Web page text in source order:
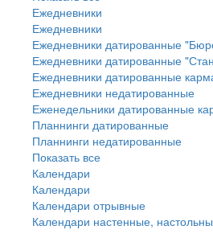
Ежедневники
Ежедневники
Ежедневники датированные
Ежедневники датированные
Ежедневники датированные
Ежедневники недатированные
Еженедельники датированные
Планнинги датированные
Планнинги недатированные
Показать все
Календари
Календари
Календари отрывные
Календари настенные,